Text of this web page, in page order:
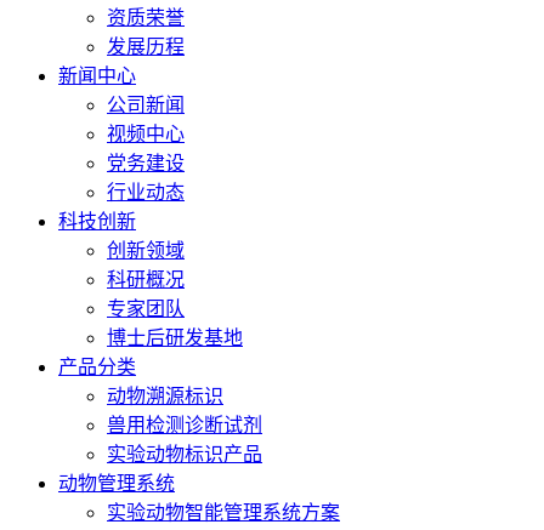
资质荣誉
发展历程
新闻中心
公司新闻
视频中心
党务建设
行业动态
科技创新
创新领域
科研概况
专家团队
博士后研发基地
产品分类
动物溯源标识
兽用检测诊断试剂
实验动物标识产品
动物管理系统
实验动物智能管理系统方案